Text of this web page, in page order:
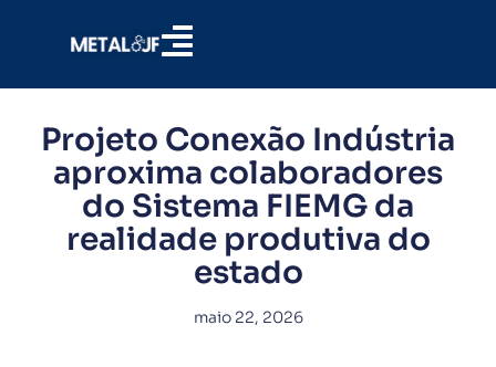
Projeto Conexão Indústria
aproxima colaboradores
do Sistema FIEMG da
realidade produtiva do
estado
maio 22, 2026